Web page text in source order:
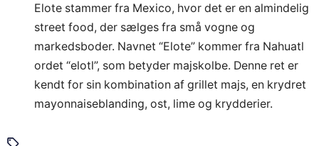
Elote stammer fra Mexico, hvor det er en almindelig
street food, der sælges fra små vogne og
markedsboder. Navnet “Elote” kommer fra Nahuatl
ordet “elotl”, som betyder majskolbe. Denne ret er
kendt for sin kombination af grillet majs, en krydret
mayonnaiseblanding, ost, lime og krydderier.